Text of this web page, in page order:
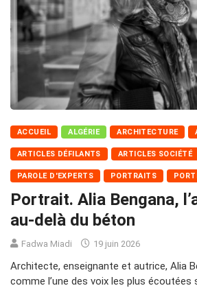
ACCUEIL ALGÉRIE ARCHITECTURE
ARTICLES DÉFILANTS ARTICLES SOCIÉTÉ
PAROLE D'EXPERTS PORTRAITS
Portrait. Alia Bengana,
au-delà du béton
Fadwa Miadi 19 juin 2026
Architecte, enseignante et autrice, Alia
comme l’une des voix les plus écoutées